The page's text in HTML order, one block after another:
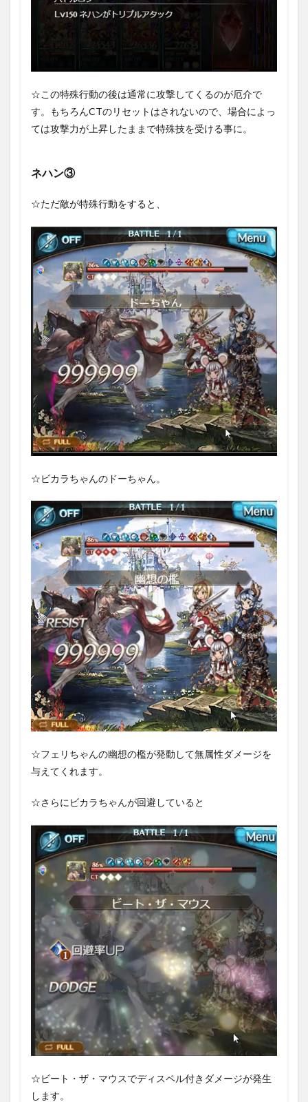
☆この特殊行動の後は通常に攻撃してくるのが厄介で
す。もちろんCTのリセットはされないので、場合によっ
ては攻撃力が上昇したままで特殊技を受ける事に。
ネハン③
☆ただ敵が特殊行動をすると、
☆ビカラちゃんのドーちゃん。
☆フェリちゃんの幽想の檻が発動して無属性ダメージを
与えてくれます。
☆さらにビカラちゃんが回避していると
☆ビート・ザ・マウスでディスペル付きダメージが発生
します。